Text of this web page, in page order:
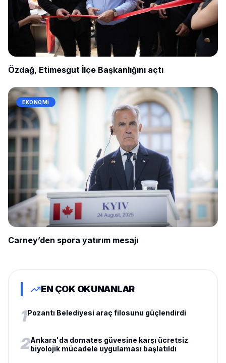
Özdağ, Etimesgut İlçe Başkanlığını açtı
EKONOMI
Carney’den spora yatırım mesajı
EN ÇOK OKUNANLAR
1Pozantı Belediyesi araç filosunu güçlendirdi
2Ankara'da domates güvesine karşı ücretsiz
biyolojik mücadele uygulaması başlatıldı